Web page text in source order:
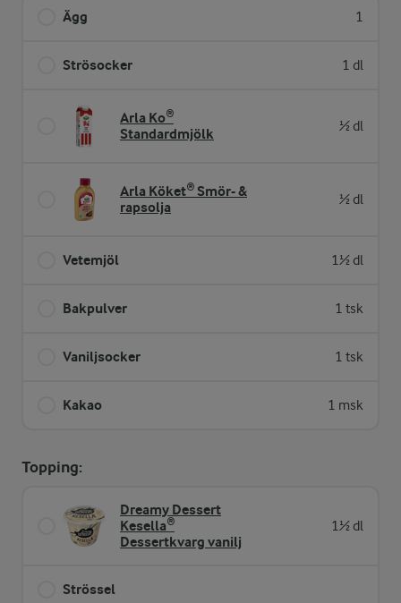
Ägg 1
Strösocker 1 dl
Arla Ko®
Standardmjölk
½ dl
Arla Köket® Smör- &
rapsolja
½ dl
Vetemjöl 1½ dl
Bakpulver 1 tsk
Vaniljsocker 1 tsk
Kakao 1 msk
Topping:
Dreamy Dessert
Kesella®
Dessertkvarg vanilj
1½ dl
Strössel